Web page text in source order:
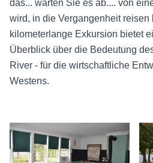
das... warten Sie es ab.... von
wird, in die Vergangenheit reisen
kilometerlange Exkursion bietet
Überblick über die Bedeutung
River - für die wirtschaftliche
Westens.